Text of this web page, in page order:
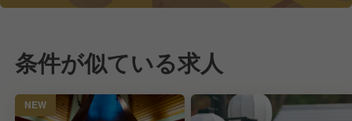
条件が似ている求人
NEW